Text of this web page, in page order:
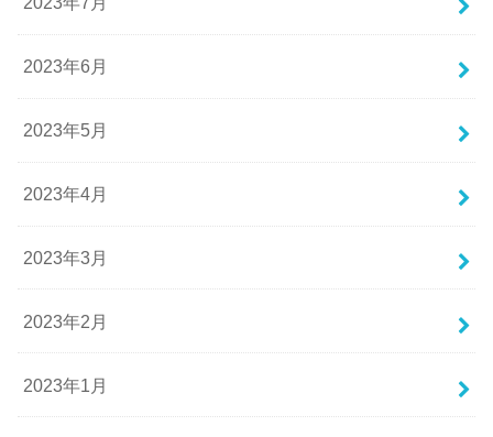
2023年6月
2023年5月
2023年4月
2023年3月
2023年2月
2023年1月